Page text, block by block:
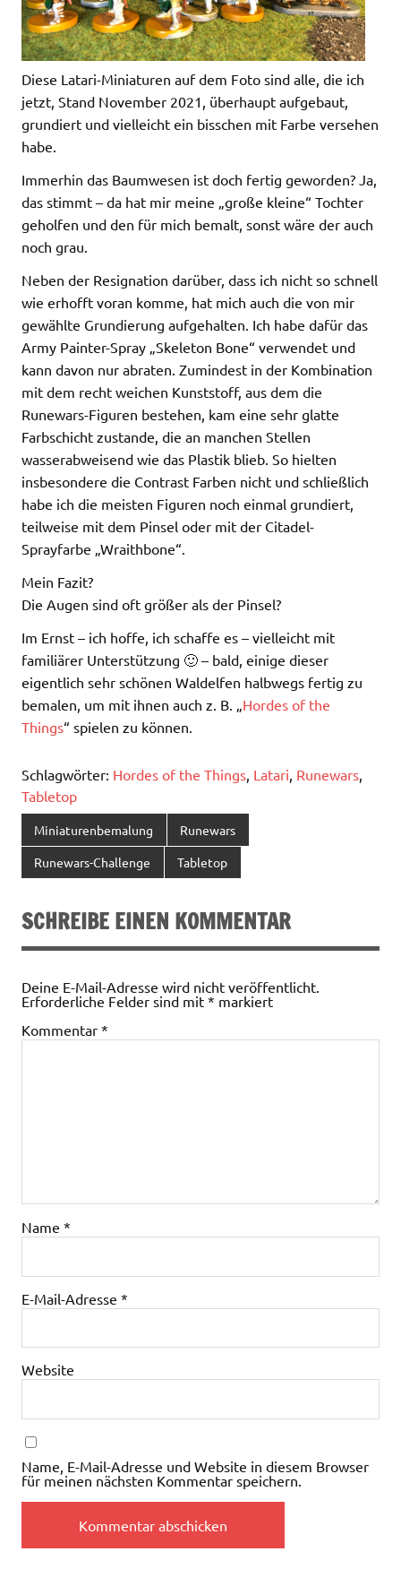
Diese Latari-Miniaturen auf dem Foto sind alle, die ich
jetzt, Stand November 2021, überhaupt aufgebaut,
grundiert und vielleicht ein bisschen mit Farbe versehen
habe.
Immerhin das Baumwesen ist doch fertig geworden? Ja,
das stimmt – da hat mir meine „große kleine“ Tochter
geholfen und den für mich bemalt, sonst wäre der auch
noch grau.
Neben der Resignation darüber, dass ich nicht so schnell
wie erhofft voran komme, hat mich auch die von mir
gewählte Grundierung aufgehalten. Ich habe dafür das
Army Painter-Spray „Skeleton Bone“ verwendet und
kann davon nur abraten. Zumindest in der Kombination
mit dem recht weichen Kunststoff, aus dem die
Runewars-Figuren bestehen, kam eine sehr glatte
Farbschicht zustande, die an manchen Stellen
wasserabweisend wie das Plastik blieb. So hielten
insbesondere die Contrast Farben nicht und schließlich
habe ich die meisten Figuren noch einmal grundiert,
teilweise mit dem Pinsel oder mit der Citadel-
Sprayfarbe „Wraithbone“.
Mein Fazit?
Die Augen sind oft größer als der Pinsel?
Im Ernst – ich hoffe, ich schaffe es – vielleicht mit
familiärer Unterstützung 🙂 – bald, einige dieser
eigentlich sehr schönen Waldelfen halbwegs fertig zu
bemalen, um mit ihnen auch z. B. „Hordes of the
Things“ spielen zu können.
Schlagwörter: Hordes of the Things, Latari, Runewars,
Tabletop
Miniaturenbemalung Runewars
Runewars-Challenge Tabletop
SCHREIBE EINEN KOMMENTAR
Deine E-Mail-Adresse wird nicht veröffentlicht.
Erforderliche Felder sind mit * markiert
Kommentar *
Name *
E-Mail-Adresse *
Website
Name, E-Mail-Adresse und Website in diesem Browser
für meinen nächsten Kommentar speichern.